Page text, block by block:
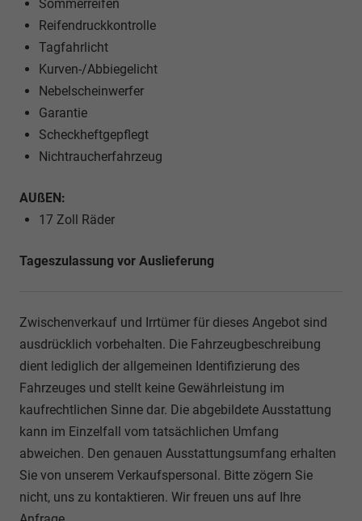
Sommerreifen
Reifendruckkontrolle
Tagfahrlicht
Kurven-/Abbiegelicht
Nebelscheinwerfer
Garantie
Scheckheftgepflegt
Nichtraucherfahrzeug
AUßEN:
17 Zoll Räder
Tageszulassung vor Auslieferung
Zwischenverkauf und Irrtümer für dieses Angebot sind
ausdrücklich vorbehalten. Die Fahrzeugbeschreibung
dient lediglich der allgemeinen Identifizierung des
Fahrzeuges und stellt keine Gewährleistung im
kaufrechtlichen Sinne dar. Die abgebildete Ausstattung
kann im Einzelfall vom tatsächlichen Umfang
abweichen. Den genauen Ausstattungsumfang erhalten
Sie von unserem Verkaufspersonal. Bitte zögern Sie
nicht, uns zu kontaktieren. Wir freuen uns auf Ihre